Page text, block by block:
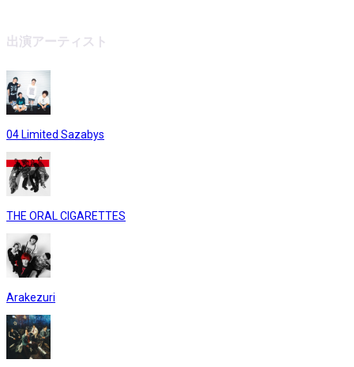
出演アーティスト
04 Limited Sazabys
THE ORAL CIGARETTES
Arakezuri